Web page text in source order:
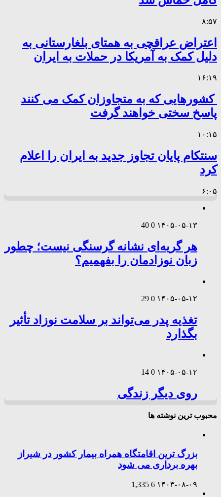
۸:۵۷
اعتراض عراقچی به همتای بلغارستانی به
دلیل کمک به آمریکا در حملات به ایران
۱۶:۱۹
کشورهایی که به متجاوزان کمک می کنند
پاسخ سختی خواهند گرفت
۱۰:۱۵
سنتکام پایان تجاوز جدید به ایران را اعلام
کرد
۶:۰۵
۱۴۰۵-۰۵-۱۳ 0
40
هر گریه‌ای نشانه گرسنگی نیست؛ چطور
زبان نوزادمان را بفهمیم؟
۱۴۰۵-۰۵-۱۲ 0
29
تغذیه پدر می‌تواند بر سلامت نوزاد تأثیر
بگذارد
۱۴۰۵-۰۵-۱۲ 0
14
روی دیگر زندگی
محبوب ترین نوشته ها
بزرگ ترین اقامتگاه همراه بیمار کشور در شیراز
بهره برداری می شود
۱۴۰۳-۰۸-۰۹ 6
1,335